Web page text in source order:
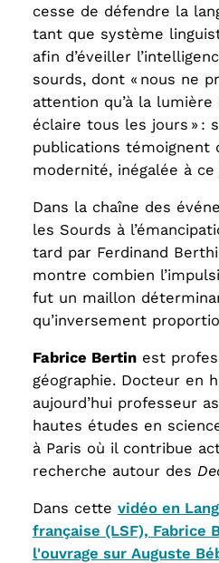
cesse de défendre la
tant que système
afin d’éveiller
sourds, dont « nous ne
attention qu’à la
éclaire tous les jours » :
publications témoignent
modernité, inégalée à ce
Dans la chaîne des
les Sourds à
tard par Ferdinand
montre combien
fut un maillon
qu’inversement
Fabrice Bertin est
géographie. Docteur en
aujourd’hui professeur
hautes études en
à Paris où il contribue
recherche autour des
Dans cette vidéo en
française (LSF), Fabrice
l'ouvrage sur Auguste